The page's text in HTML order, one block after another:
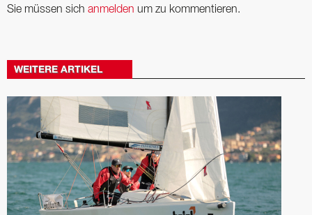
Sie müssen sich anmelden um zu kommentieren.
WEITERE ARTIKEL